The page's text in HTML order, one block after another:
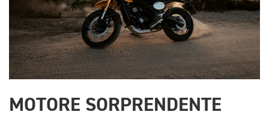
MOTORE SORPRENDENTE